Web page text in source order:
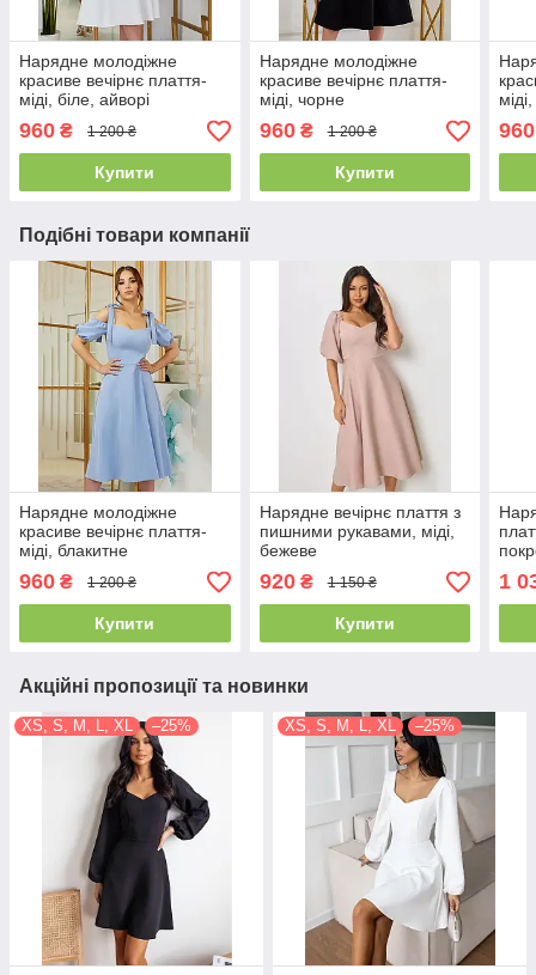
Нарядне молодіжне
красиве вечірнє плаття-
міді, біле, айворі
960 ₴ 1 200 ₴
Купити
Нарядне молодіжне
красиве вечірнє плаття-
міді, чорне
960₴ 1 200 ₴
Купити
960
Подібні товари компанії
Нарядне молодіжне
красиве вечірнє плаття-
міді, блакитне
960 ₴ 1 200 ₴
Купити
Нарядне вечірнє плаття з
пишними рукавами, міді,
бежеве
920₴ 1 150 ₴
Купити
1
Акційні пропозиції та новинки
XS, S, M, L, XL –25% XS, S, M, L, XL –25%